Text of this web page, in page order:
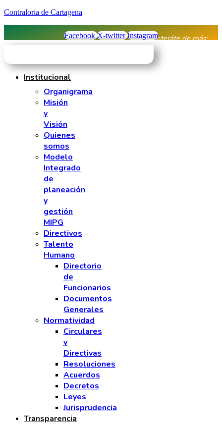
Contraloria de Cartagena
Enteráte de más:
Facebook X-twitter Instagram
Institucional
Organigrama
Misión
y
Visión
Quienes
somos
Modelo
Integrado
de
planeación
y
gestión
MIPG
Directivos
Talento
Humano
Directorio
de
Funcionarios
Documentos
Generales
Normatividad
Circulares
y
Directivas
Resoluciones
Acuerdos
Decretos
Leyes
Jurisprudencia
Transparencia